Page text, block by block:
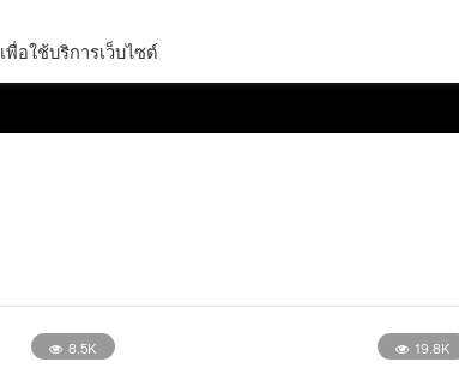
8.5K 19.8K
เพื่อใช้บริการเว็บไซต์